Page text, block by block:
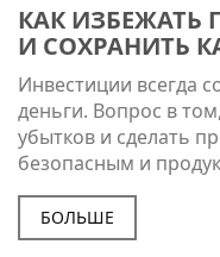
КАК ИЗБЕЖАТЬ
И СОХРАНИТЬ
Инвестиции всегда
деньги. Вопрос в
убытков и сделать
безопасным и
рассматриваются
для минимизации
успешного
БОЛЬШЕ